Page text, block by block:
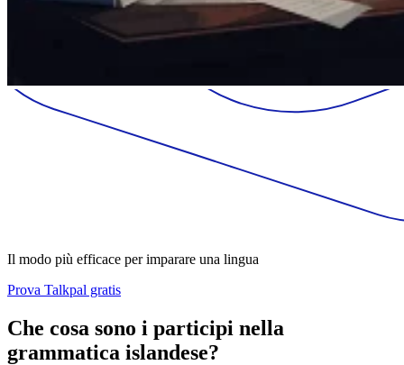
Il modo più efficace per imparare una lingua
Prova Talkpal gratis
Che cosa sono i participi nella
grammatica islandese?